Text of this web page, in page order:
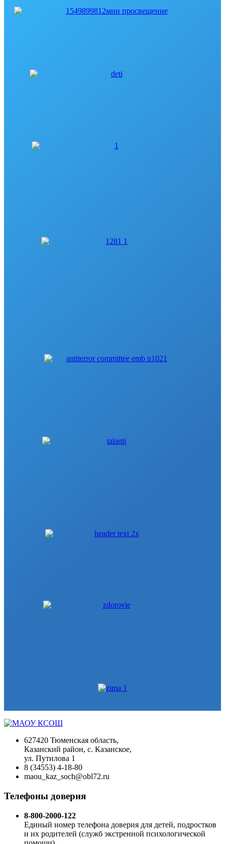
627420 Тюменская область,
Казанский район, с. Казанское,
ул. Путилова 1
8 (34553) 4-18-80
maou_kaz_soch@obl72.ru
Телефоны доверия
8-800-2000-122
Единый номер телефона доверия для детей, подростков
и их родителей (служб экстренной психологической